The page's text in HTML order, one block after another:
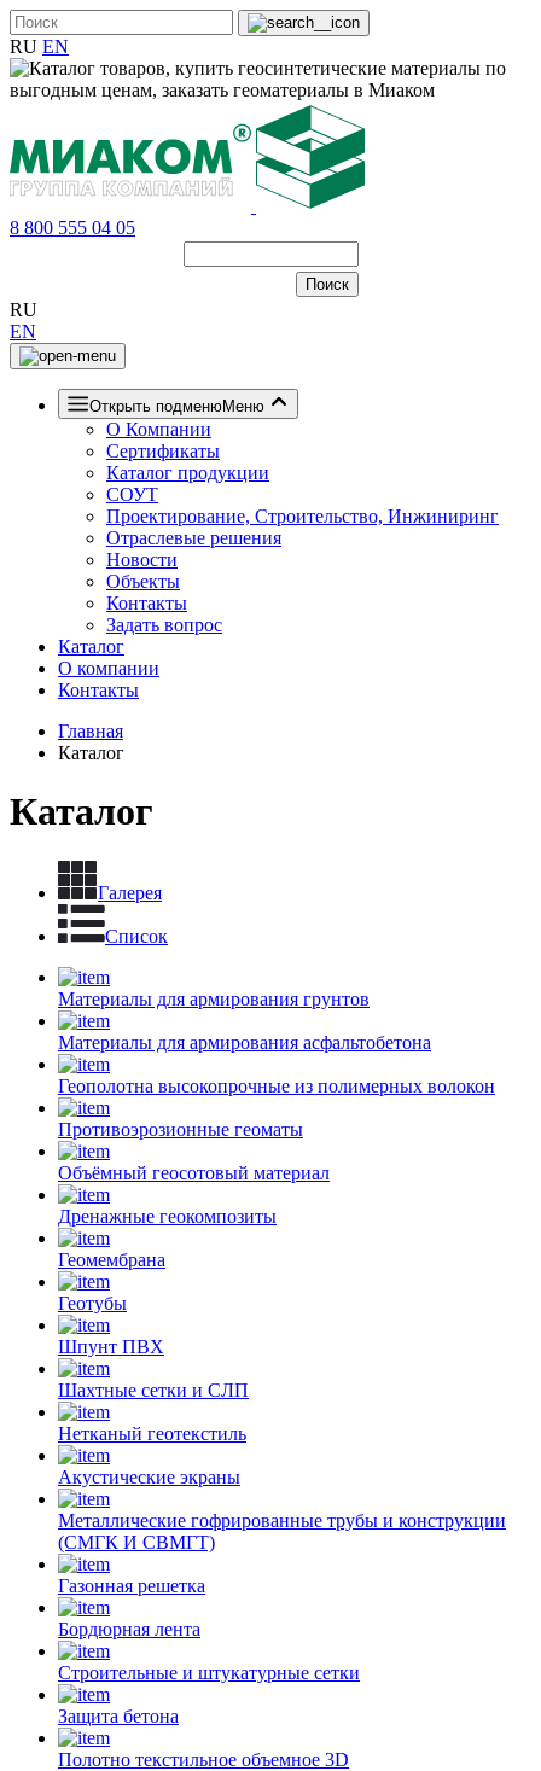
RU EN
8 800 555 04 05
RU
EN
Открыть подменюМеню
О Компании
Сертификаты
Каталог продукции
СОУТ
Проектирование, Строительство, Инжиниринг
Отраслевые решения
Новости
Объекты
Контакты
Задать вопрос
Каталог
О компании
Контакты
Главная
Каталог
Каталог
Галерея
Список
Материалы для армирования грунтов
Материалы для армирования асфальтобетона
Геополотна высокопрочные из полимерных волокон
Противоэрозионные геоматы
Объёмный геосотовый материал
Дренажные геокомпозиты
Геомембрана
Геотубы
Шпунт ПВХ
Шахтные сетки и СЛП
Нетканый геотекстиль
Акустические экраны
Металлические гофрированные трубы и конструкции
(СМГК И СВМГТ)
Газонная решетка
Бордюрная лента
Строительные и штукатурные сетки
Защита бетона
Полотно текстильное объемное 3D